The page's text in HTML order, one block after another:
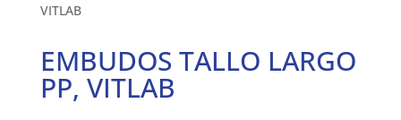
VITLAB
EMBUDOS TALLO LARGO
PP, VITLAB